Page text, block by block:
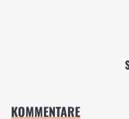
KOMMENTARE